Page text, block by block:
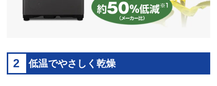
2 低温でやさしく乾燥